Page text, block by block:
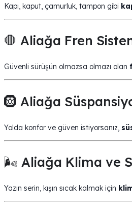
Kapı, kaput, çamurluk, tampon gibi
🛑 Aliağa Fren
Güvenli sürüşün olmazsa olmazı olan
🛞 Aliağa
Yolda konfor ve güven istiyorsanız,
🌬️ Aliağa Klima ve
Yazın serin, kışın sıcak kalmak için